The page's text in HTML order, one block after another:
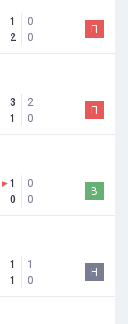
1
2
0
0
П
3
1
2
0
П
▸1
0
0
0
В
1
1
1
0
Н